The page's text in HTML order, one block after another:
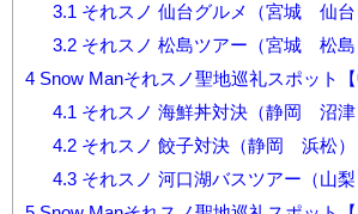
3.1 それスノ 仙台グルメ（宮城 仙台
3.2それスノ 松島ツアー（宮城 松島
4 Snow Manそれスノ聖地巡礼スポット【
4.1 それスノ 海鮮丼対決（静岡 沼津
4.2それスノ 餃子対決（静岡 浜松）
4.3それスノ 河口湖バスツアー（山